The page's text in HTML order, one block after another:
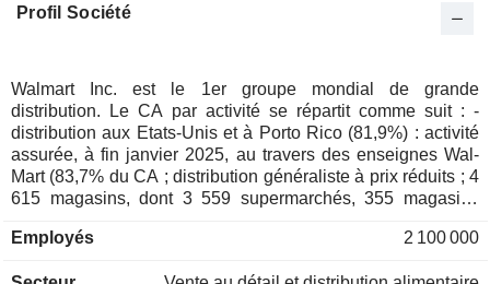
Irlande
0,05%
Belgique
0,05%
Espagne
0,04%
Italie
0,04%
Chine
0,03%
Profil Société
Walmart Inc. est le 1er groupe mondial de grande
distribution. Le CA par activité se répartit comme suit : -
distribution aux Etats-Unis et à Porto Rico (81,9%) : activité
assurée, à fin janvier 2025, au travers des enseignes Wal-
Mart (83,7% du CA ; distribution généraliste à prix réduits ; 4
615 magasins, dont 3 559 supermarchés, 355 magasins
(16,3% ; 600 entrepôts accessibles uniquement aux
Employés 2 100 000